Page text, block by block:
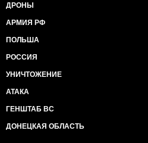
ДРОНЫ
АРМИЯ РФ
ПОЛЬША
РОССИЯ
УНИЧТОЖЕНИЕ
АТАКА
ГЕНШТАБ ВС
ДОНЕЦКАЯ ОБЛАСТЬ